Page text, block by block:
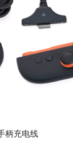
柄充电线